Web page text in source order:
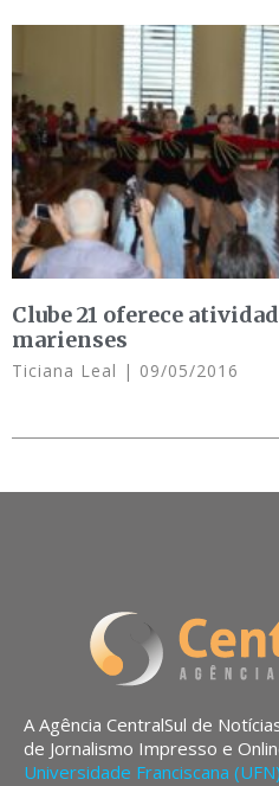
Clube 21 oferece
marienses
Ticiana Leal 09/05/2016
A Agência CentralSul de
de Jornalismo Impresso e
Universidade Franciscana (UFN)